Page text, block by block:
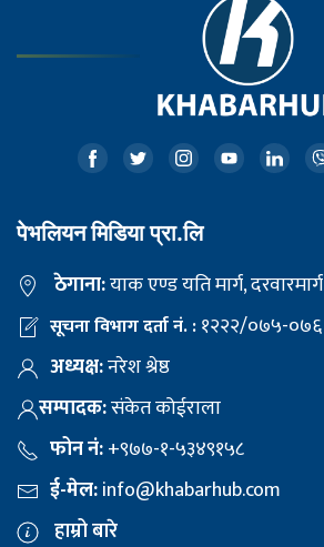
पेभलियन मिडिया प्रा.लि
ठेगाना:याक एण्ड यति मार्ग, दरवारमार्ग
सूचना विभाग दर्ता नं. :१२२२/०७५-०७६
अध्यक्ष:नरेश श्रेष्ठ
सम्पादक:संकेत कोईराला
फोन नं:+९७७-१-५३४९१५८
ई-मेल:info@khabarhub.com
हाम्रो बारे